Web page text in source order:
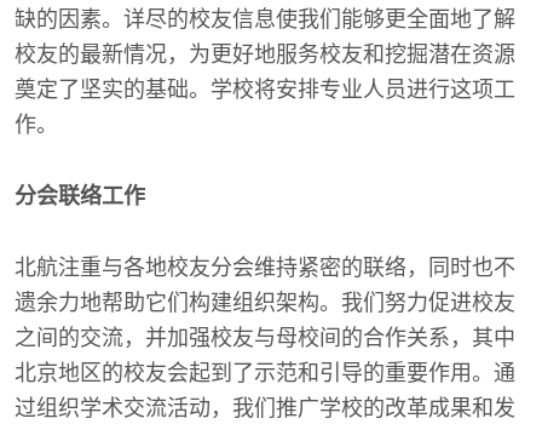
缺的因素。详尽的校友信息使我们能够更全面地了解
校友的最新情况，为更好地服务校友和挖掘潜在资源
奠定了坚实的基础。学校将安排专业人员进行这项工
作。
分会联络工作
北航注重与各地校友分会维持紧密的联络，同时也不
遗余力地帮助它们构建组织架构。我们努力促进校友
之间的交流，并加强校友与母校间的合作关系，其中
北京地区的校友会起到了示范和引导的重要作用。通
过组织学术交流活动，我们推广学校的改革成果和发